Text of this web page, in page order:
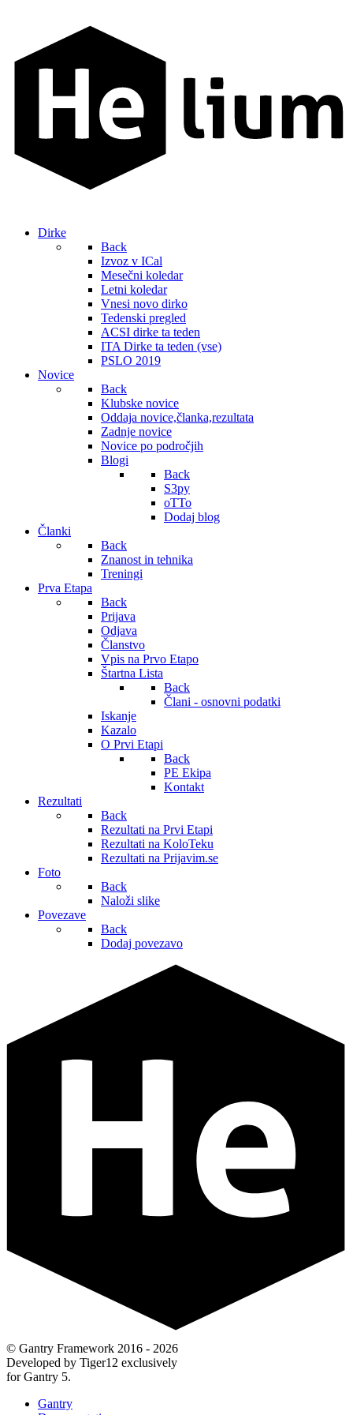
Dirke
Back
Izvoz v ICal
Mesečni koledar
Letni koledar
Vnesi novo dirko
Tedenski pregled
ACSI dirke ta teden
ITA Dirke ta teden (vse)
PSLO 2019
Novice
Back
Klubske novice
Oddaja novice,članka,rezultata
Zadnje novice
Novice po področjih
Blogi
Back
S3py
oTTo
Dodaj blog
Članki
Back
Znanost in tehnika
Treningi
Prva Etapa
Back
Prijava
Odjava
Članstvo
Vpis na Prvo Etapo
Štartna Lista
Back
Člani - osnovni podatki
Iskanje
Kazalo
O Prvi Etapi
Back
PE Ekipa
Kontakt
Rezultati
Back
Rezultati na Prvi Etapi
Rezultati na KoloTeku
Rezultati na Prijavim.se
Foto
Back
Naloži slike
Povezave
Back
Dodaj povezavo
© Gantry Framework 2016 - 2026
Developed by Tiger12 exclusively
for Gantry 5.
Gantry